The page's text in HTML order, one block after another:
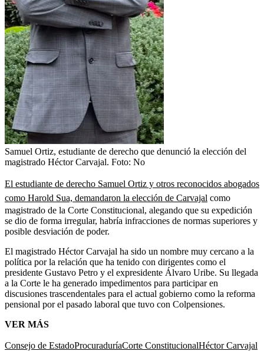
Samuel Ortiz, estudiante de derecho que denunció la elección del
magistrado Héctor Carvajal. Foto: No
El estudiante de derecho Samuel Ortiz y otros reconocidos abogados
como Harold Sua, demandaron la elección de Carvajal como
magistrado de la Corte Constitucional, alegando que su expedición
se dio de forma irregular, habría infracciones de normas superiores y
posible desviación de poder.
El magistrado Héctor Carvajal ha sido un nombre muy cercano a la
política por la relación que ha tenido con dirigentes como el
presidente Gustavo Petro y el expresidente Álvaro Uribe. Su llegada
a la Corte le ha generado impedimentos para participar en
discusiones trascendentales para el actual gobierno como la reforma
pensional por el pasado laboral que tuvo con Colpensiones.
VER MÁS
Consejo de EstadoProcuraduríaCorte ConstitucionalHéctor Carvajal